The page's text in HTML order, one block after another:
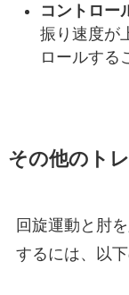
コントロー
振り速度が
ロールする
その他のト
回旋運動と肘
するには、以